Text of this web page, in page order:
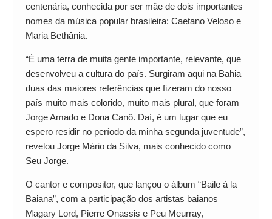
centenária, conhecida por ser mãe de dois importantes
nomes da música popular brasileira: Caetano Veloso e
Maria Bethânia.
“É uma terra de muita gente importante, relevante, que
desenvolveu a cultura do país. Surgiram aqui na Bahia
duas das maiores referências que fizeram do nosso
país muito mais colorido, muito mais plural, que foram
Jorge Amado e Dona Canô. Daí, é um lugar que eu
espero residir no período da minha segunda juventude”,
revelou Jorge Mário da Silva, mais conhecido como
Seu Jorge.
O cantor e compositor, que lançou o álbum “Baile à la
Baiana”, com a participação dos artistas baianos
Magary Lord, Pierre Onassis e Peu Meurray,